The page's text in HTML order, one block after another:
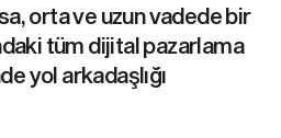
orta ve uzun vadede bir
tüm dijital pazarlama
yol arkadaşlığı